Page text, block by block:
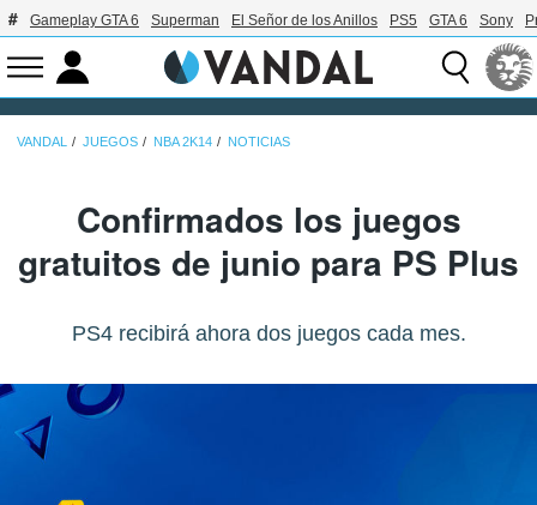
Gameplay GTA 6 Superman El Señor de los Anillos PS5 GTA 6 Sony
VANDAL JUEGOS NBA 2K14 NOTICIAS
Confirmados los juegos
gratuitos de junio para PS Plus
PS4 recibirá ahora dos juegos cada mes.